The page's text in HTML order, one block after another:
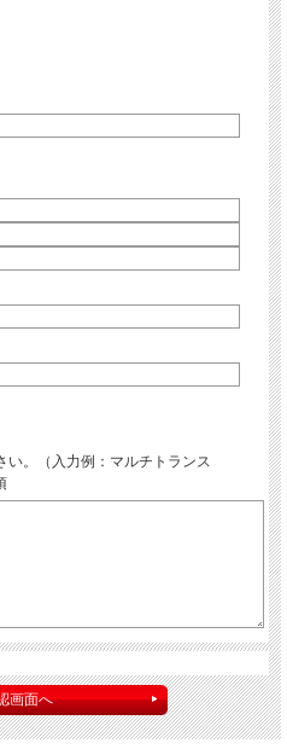
い。（入力例：マルチトランス